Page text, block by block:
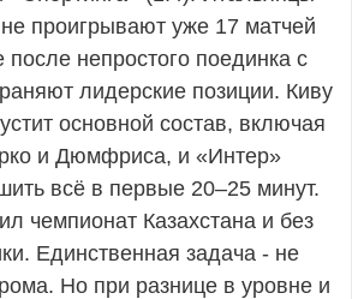
проигрывают уже 17 матчей
непростого поединка с
лидерские позиции. Киву
основной состав, включая
и Дюмфриса, и «Интер»
всё в первые 20–25 минут.
чемпионат Казахстана и без
Единственная задача - не
Но при разнице в уровне и